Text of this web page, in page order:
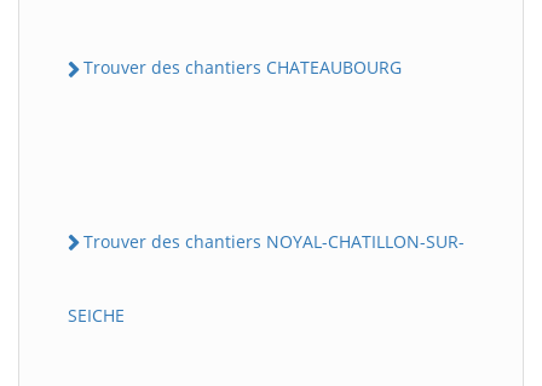
Trouver des chantiers CHATEAUBOURG
Trouver des chantiers NOYAL-CHATILLON-SUR-
SEICHE